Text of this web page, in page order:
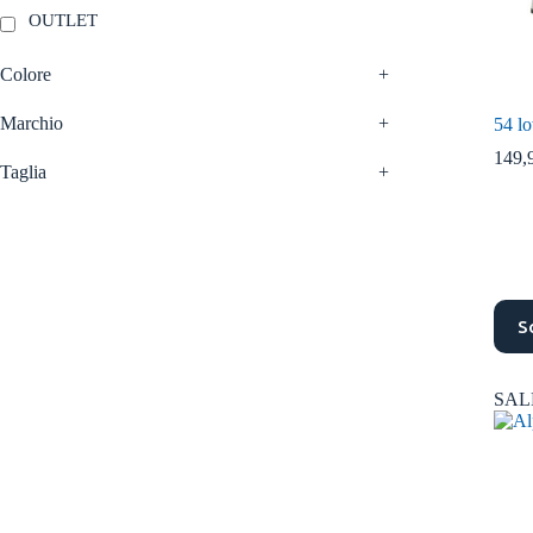
54
ha
Le
OUTLET
Colore +
Marchio +
Taglia +